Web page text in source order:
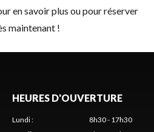
en savoir plus ou pour réserver
maintenant !
HEURES D'OUVERTURE
Lundi:
8h30 - 17h30